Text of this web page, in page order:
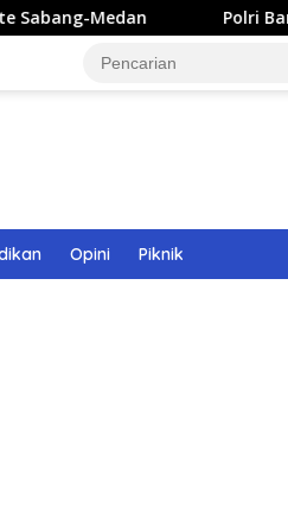
Polri Bangun 40 Titik
Opini Piknik